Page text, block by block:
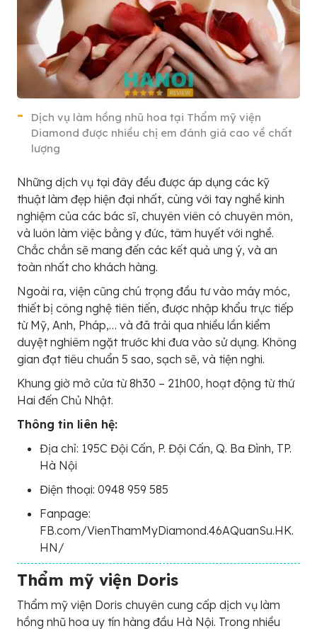
Dịch vụ làm hồng nhũ hoa tại Thẩm mỹ viện
Diamond được nhiều chị em đánh giá cao về chất
lượng
Những dịch vụ tại đây đều được áp dụng các kỹ
thuật làm đẹp hiện đại nhất, cùng với tay nghề kinh
nghiệm của các bác sĩ, chuyên viên có chuyên môn,
và luôn làm việc bằng y đức, tâm huyết với nghề.
Chắc chắn sẽ mang đến các kết quả ưng ý, và an
toàn nhất cho khách hàng.
Ngoài ra, viện cũng chú trọng đầu tư vào máy móc,
thiết bị công nghệ tiên tiến, được nhập khẩu trực tiếp
từ Mỹ, Anh, Pháp,… và đã trải qua nhiều lần kiểm
duyệt nghiêm ngặt trước khi đưa vào sử dụng. Không
gian đạt tiêu chuẩn 5 sao, sạch sẽ, và tiện nghi.
Khung giờ mở cửa từ 8h30 – 21h00, hoạt động từ thứ
Hai đến Chủ Nhật.
Thông tin liên hệ:
Địa chỉ: 195C Đội Cấn, P. Đội Cấn, Q. Ba Đình, TP.
Hà Nội
Điện thoại: 0948 959 585
Fanpage:
FB.com/VienThamMyDiamond.46AQuanSu.HK.
HN/
Thẩm mỹ viện Doris
Thẩm mỹ viện Doris chuyên cung cấp dịch vụ làm
hồng nhũ hoa uy tín hàng đầu Hà Nội. Trong nhiều